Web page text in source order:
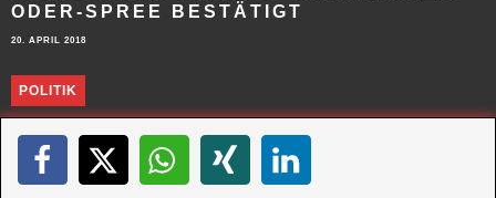
ODER-SPREE BESTÄTIGT
20. APRIL 2018
POLITIK